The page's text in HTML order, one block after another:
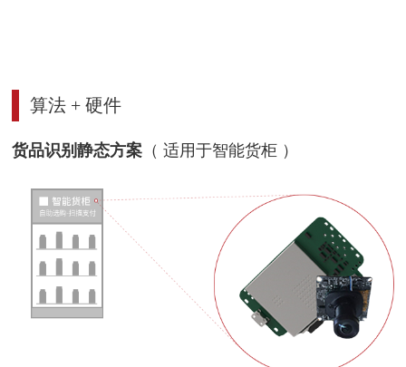
算法 + 硬件
货品识别静态方案 （ 适用于智能货柜 ）